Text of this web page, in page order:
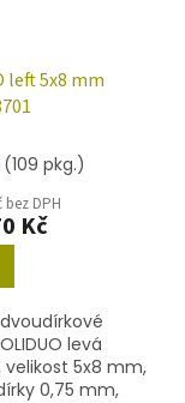
left 5x8 mm
(109 pkg.)
bez DPH
Kč
levá
velikost 5x8 mm,
0,75 mm,